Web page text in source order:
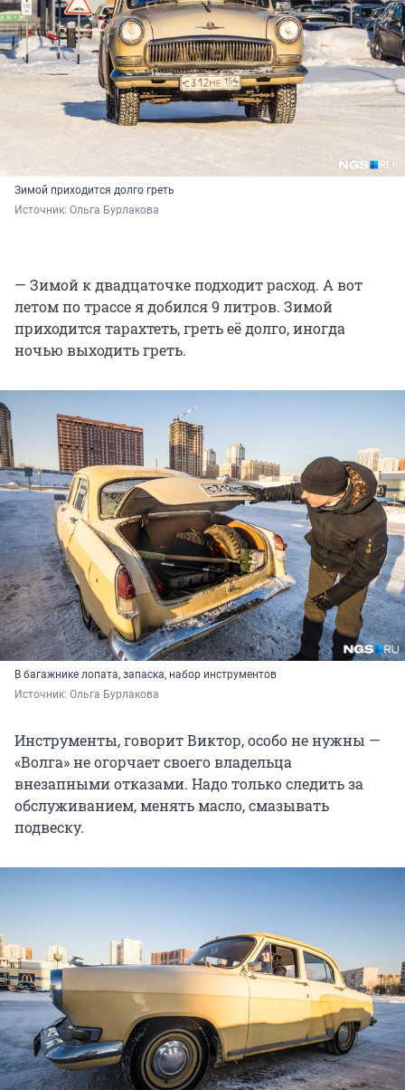
Зимой приходится долго греть
Источник: Ольга Бурлакова
— Зимой к двадцаточке подходит расход. А вот
летом по трассе я добился 9 литров. Зимой
приходится тарахтеть, греть её долго, иногда
ночью выходить греть.
В багажнике лопата, запаска, набор инструментов
Источник: Ольга Бурлакова
Инструменты, говорит Виктор, особо не нужны —
«Волга» не огорчает своего владельца
внезапными отказами. Надо только следить за
обслуживанием, менять масло, смазывать
подвеску.